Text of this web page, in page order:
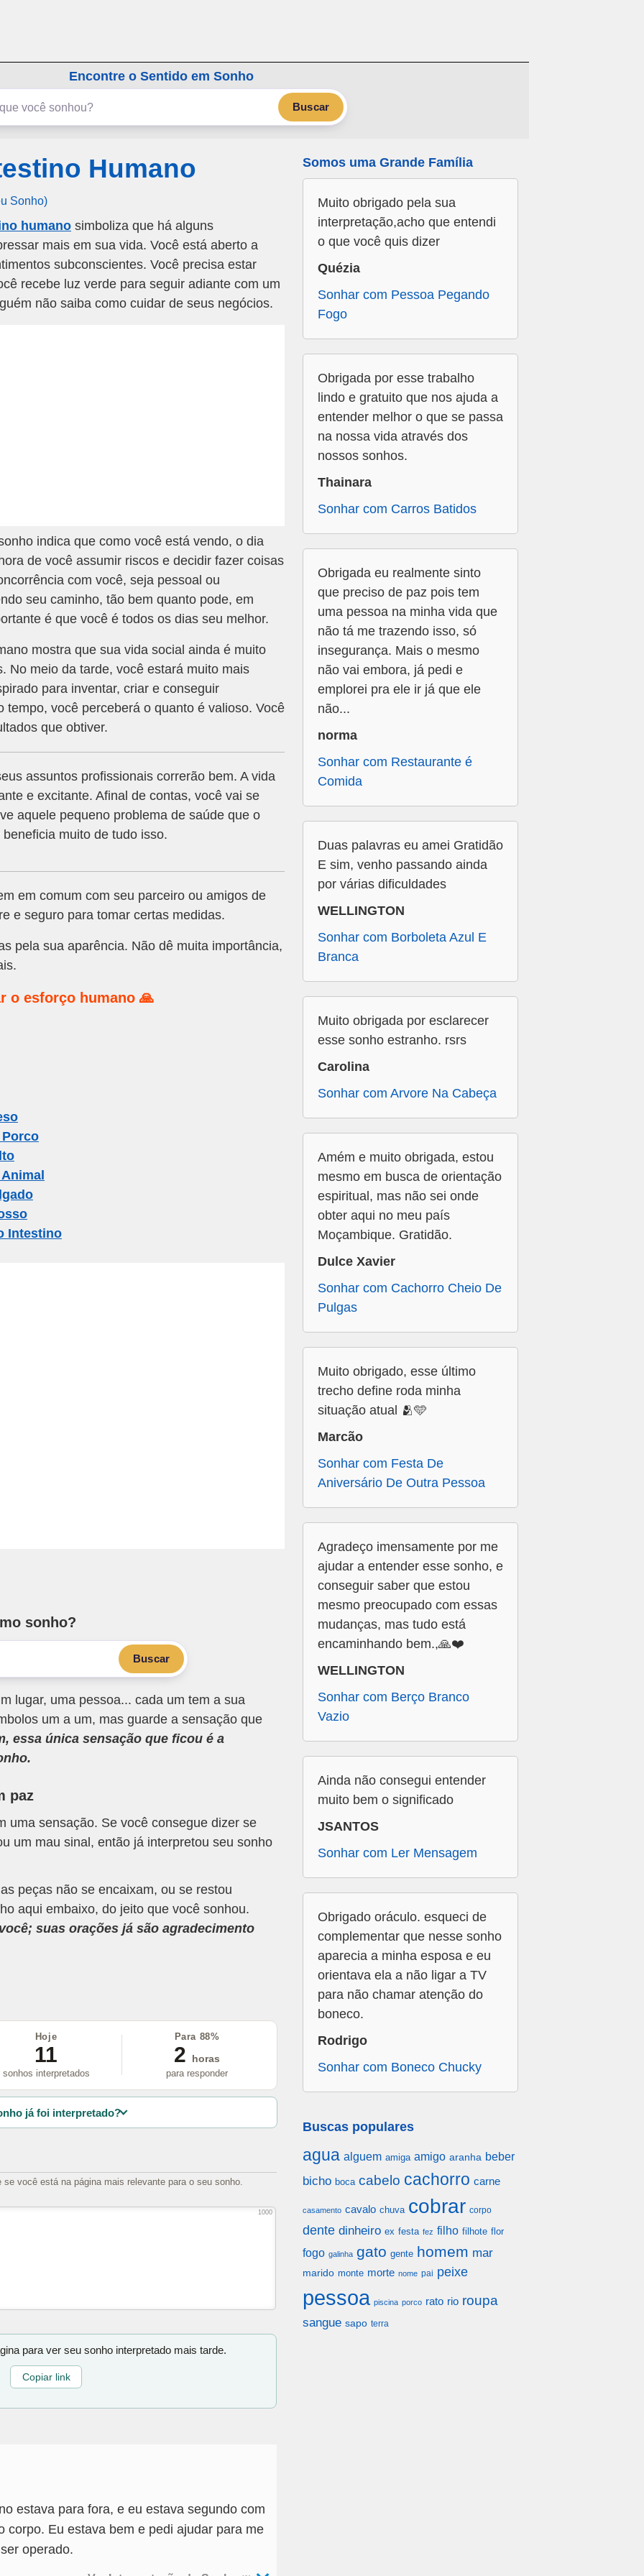
Encontre o Sentido em Sonho
Buscar
Humano
Sonho)
humano simboliza que há alguns
mais em sua vida. Você está aberto a
subconscientes. Você precisa estar
recebe luz verde para seguir adiante com um
não saiba como cuidar de seus negócios.
indica que como você está vendo, o dia
de você assumir riscos e decidir fazer coisas
com você, seja pessoal ou
seu caminho, tão bem quanto pode, em
é que você é todos os dias seu melhor.
mostra que sua vida social ainda é muito
No meio da tarde, você estará muito mais
para inventar, criar e conseguir
tempo, você perceberá o quanto é valioso. Você
que obtiver.
assuntos profissionais correrão bem. A vida
e excitante. Afinal de contas, você vai se
aquele pequeno problema de saúde que o
muito de tudo isso.
em comum com seu parceiro ou amigos de
e seguro para tomar certas medidas.
pela sua aparência. Não dê muita importância,
o esforço humano 🙏
Intestino
sonho?
Buscar
lugar, uma pessoa... cada um tem a sua
um a um, mas guarde a sensação que
essa única sensação que ficou é a
paz
uma sensação. Se você consegue dizer se
um mau sinal, então já interpretou seu sonho
peças não se encaixam, ou se restou
aqui embaixo, do jeito que você sonhou.
suas orações já são agradecimento
Hoje
11
sonhos interpretados
Para 88%
2
horas
para responder
já foi interpretado?
você está na página mais relevante para o seu sonho.
1000
para ver seu sonho interpretado mais tarde.
Copiar link
estava para fora, e eu estava segundo com
corpo. Eu estava bem e pedi ajudar para me
operado.
Somos uma Grande Família
Muito obrigado pela sua
interpretação,acho que entendi
o que você quis dizer
Quézia
Sonhar com Pessoa Pegando
Fogo
Obrigada por esse trabalho
lindo e gratuito que nos ajuda a
entender melhor o que se passa
na nossa vida através dos
nossos sonhos.
Thainara
Sonhar com Carros Batidos
Obrigada eu realmente sinto
que preciso de paz pois tem
uma pessoa na minha vida que
não tá me trazendo isso, só
insegurança. Mais o mesmo
não vai embora, já pedi e
emplorei pra ele ir já que ele
não...
norma
Sonhar com Restaurante é
Comida
Duas palavras eu amei Gratidão
E sim, venho passando ainda
por várias dificuldades
WELLINGTON
Sonhar com Borboleta Azul E
Branca
Muito obrigada por esclarecer
esse sonho estranho. rsrs
Carolina
Sonhar com Arvore Na Cabeça
Amém e muito obrigada, estou
mesmo em busca de orientação
espiritual, mas não sei onde
obter aqui no meu país
Moçambique. Gratidão.
Dulce Xavier
Sonhar com Cachorro Cheio De
Pulgas
Muito obrigado, esse último
trecho define roda minha
situação atual 🫂🩵
Marcão
Sonhar com Festa De
Aniversário De Outra Pessoa
Agradeço imensamente por me
ajudar a entender esse sonho, e
conseguir saber que estou
mesmo preocupado com essas
mudanças, mas tudo está
encaminhando bem.,🙏❤️
WELLINGTON
Sonhar com Berço Branco
Vazio
Ainda não consegui entender
muito bem o significado
JSANTOS
Sonhar com Ler Mensagem
Obrigado oráculo. esqueci de
complementar que nesse sonho
aparecia a minha esposa e eu
orientava ela a não ligar a TV
para não chamar atenção do
boneco.
Rodrigo
Sonhar com Boneco Chucky
Buscas populares
agua alguem amiga amigo aranha beber
bicho boca cabelo cachorro carne
casamento cavalo chuva cobrar corpo
dente dinheiro ex festa fez filho filhote flor
fogo galinha gato gente homem mar
marido monte morte nome pai peixe
pessoa piscina porco rato rio roupa
sangue sapo terra